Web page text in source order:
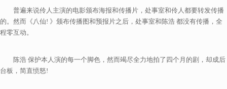
普遍来说伶人主演的电影颁布海报和传播片，处事室和伶人都要转发传播
的。然而《八仙! 》颁布传播图和预报片之后，处事室和陈浩 都没有传播，全
程零互动。
陈浩 保护本人演的每一个脚色，然而竭尽全力地拍了四个月的剧，却成后
台板，简直愤怒!